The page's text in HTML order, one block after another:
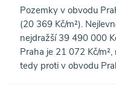
Pozemky v obvodu
(20 369 Kč/m²).
nejdražší 39 490 000
Praha je 21 072 Kč/
tedy proti v obvodu